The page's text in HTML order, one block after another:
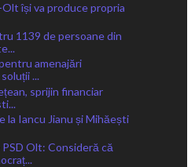
își va produce propria
1139 de persoane din
amenajări
...
sprijin financiar
la Iancu Jianu și Mihăești
Olt: Consideră că